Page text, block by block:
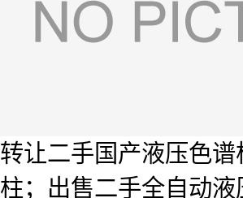
转让二手国产液压色
柱；出售二手全自动